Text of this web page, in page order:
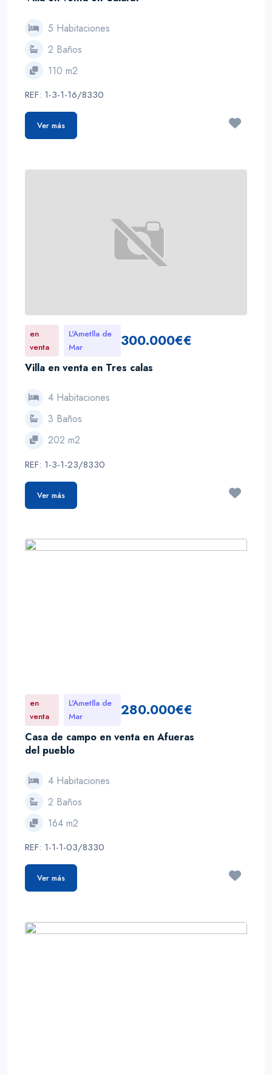
5 Habitaciones
2 Baños
110 m2
REF: 1-3-1-16/8330
Ver más
en
venta
L'Ametlla de
Mar
300.000€€
Villa en venta en Tres calas
4 Habitaciones
3 Baños
202 m2
REF: 1-3-1-23/8330
Ver más
en
venta
L'Ametlla de
Mar
280.000€€
Casa de campo en venta en Afueras
del pueblo
4 Habitaciones
2 Baños
164 m2
REF: 1-1-1-03/8330
Ver más